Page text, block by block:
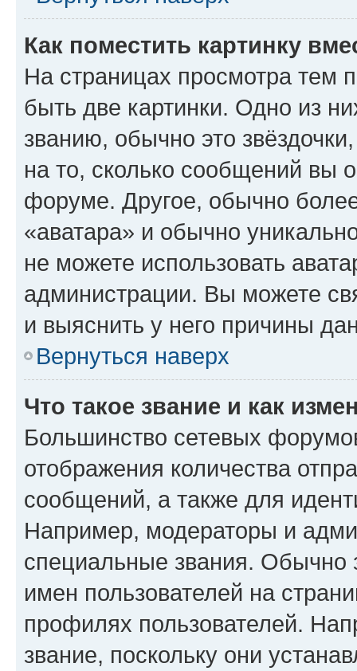
Как поместить картинку
На страницах просмотра тем
быть две картинки. Одно из
званию, обычно это
на то, сколько сообщений вы
форуме. Другое, обычно
«аватара» и обычно
не можете использовать
администрации. Вы можете
и выяснить у него причины
Вернуться наверх
Что такое звание и как
Большинство сетевых
отображения количества
сообщений, а также для
Например, модераторы и
специальные звания. Обычно
имен пользователей на
профилях пользователей.
звание, поскольку они